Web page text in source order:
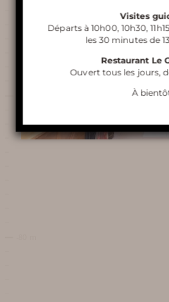
VISITE DE
RESTAURANT
Visites
Départs à 10h00, 10h30,
les 30 minutes de
Restaurant Le
Ouvert tous les jours,
À